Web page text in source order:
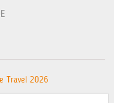
Travel 2026